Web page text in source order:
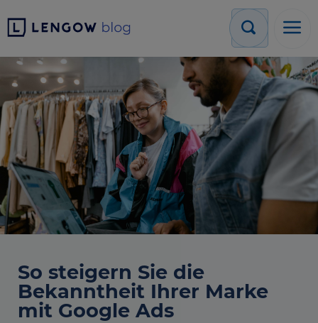
So steigern Sie die
Bekanntheit Ihrer Marke
mit Google Ads